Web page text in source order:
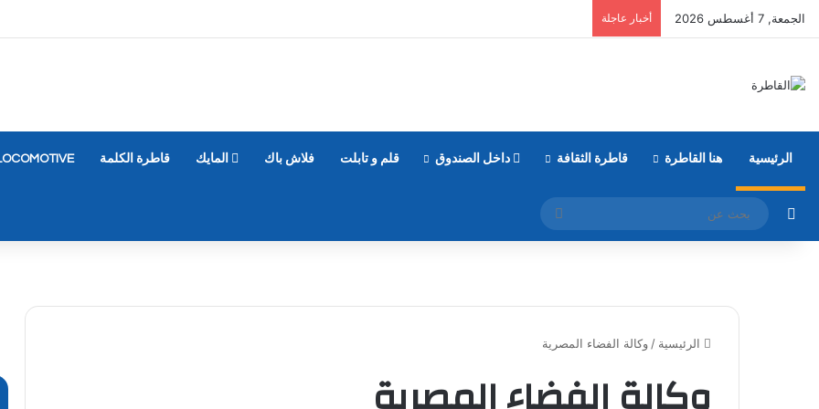
الجمعة, 7 أغسطس 2026 أخبار عاجلة
الرئيسية هنا القاطرة قاطرة الثقافة داخل الصندوق قلم و تابلت فلاش باك المايك قاطرة الكلمة
مقال عشوائي
بحث
عن
الرئيسية / وكالة الفضاء المصرية